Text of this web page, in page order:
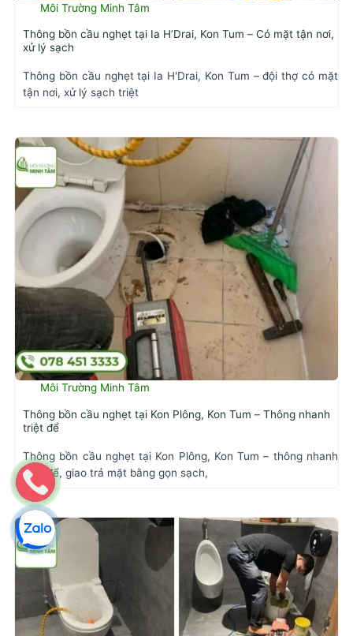
Môi Trường Minh Tâm
Thông bồn cầu nghẹt tại Ia H’Drai, Kon Tum – Có mặt tận nơi,
xử lý sạch
Thông bồn cầu nghẹt tại Ia H'Drai, Kon Tum – đội thợ có mặt
tận nơi, xử lý sạch triệt
Môi Trường Minh Tâm
Thông bồn cầu nghẹt tại Kon Plông, Kon Tum – Thông nhanh
triệt để
Thông bồn cầu nghẹt tại Kon Plông, Kon Tum – thông nhanh
triệt để, giao trả mặt bằng gọn sạch,